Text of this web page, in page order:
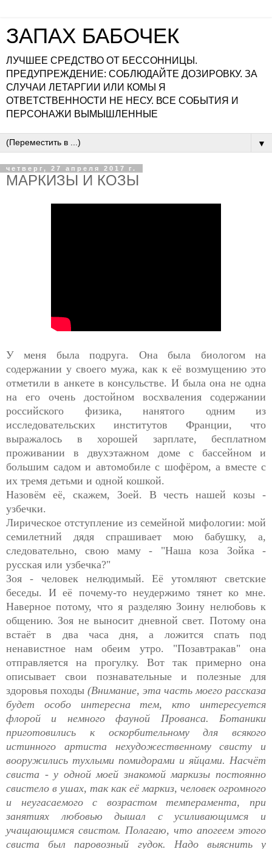
ЗАПАХ БАБОЧЕК
ЛУЧШЕЕ СРЕДСТВО ОТ БЕССОННИЦЫ.
ПРЕДУПРЕЖДЕНИЕ: СОБЛЮДАЙТЕ ДОЗИРОВКУ. ЗА
СЛУЧАИ ЛЕТАРГИИ ИЛИ КОМЫ Я
ОТВЕТСТВЕННОСТИ НЕ НЕСУ. ВСЕ СОБЫТИЯ И
ПЕРСОНАЖИ ВЫМЫШЛЕННЫЕ
▼
четверг, 27 апреля 2017 г.
МАРКИЗЫ И КОЗЫ
У меня была подруга. Она была биологом на
содержании у своего мужа, как к её возмущению это
отметили в анкете в консульстве. И была она не одна
на его очень достойном восхваления содержании
российского физика, нанятого одним из
исследовательских институтов Франции, что
выражалось в хорошей зарплате, бесплатном
проживании в двухэтажном доме с бассейном и
большим садом и автомобиле с шофёром, а вместе с
их тремя детьми и одной кошкой.
Назовём её, скажем, Зоей. В честь нашей козы -
узбечки.
Лирическое отступление из семейной мифологии: мой
семилетний дядя спрашивает мою бабушку, а,
следовательно, свою маму - "Наша коза Зойка -
русская или узбечка?"
Зоя - человек нелюдимый. Её утомляют светские
беседы. И её почему-то неудержимо тянет ко мне.
Наверное потому, что я разделяю Зоину нелюбовь к
общению. Зоя не выносит дневной свет. Потому она
встаёт в два часа дня, а ложится спать под
ненавистное нам обеим утро. "Позавтракав" она
отправляется на прогулку. Вот так примерно она
описывает свои познавательные и полезные для
здоровья походы (Внимание, эта часть моего рассказа
будет особо интересна тем, кто интересуется
флорой и немного фауной Прованса. Ботаники
приготовились к оскорбительному для всякого
истинного артиста нехудожественному свисту и
вооружились тухлыми помидорами и яйцами. Насчёт
свиста - у одной моей знакомой маркизы постоянно
свистело в ушах, так как её маркиз, человек огромного
и неугасаемого с возрастом темперамента, при
занятиях любовью дышал с усиливающимся и
учащающимся свистом. Полагаю, что апогеем этого
свиста был паровозный гудок. Надо выяснить у